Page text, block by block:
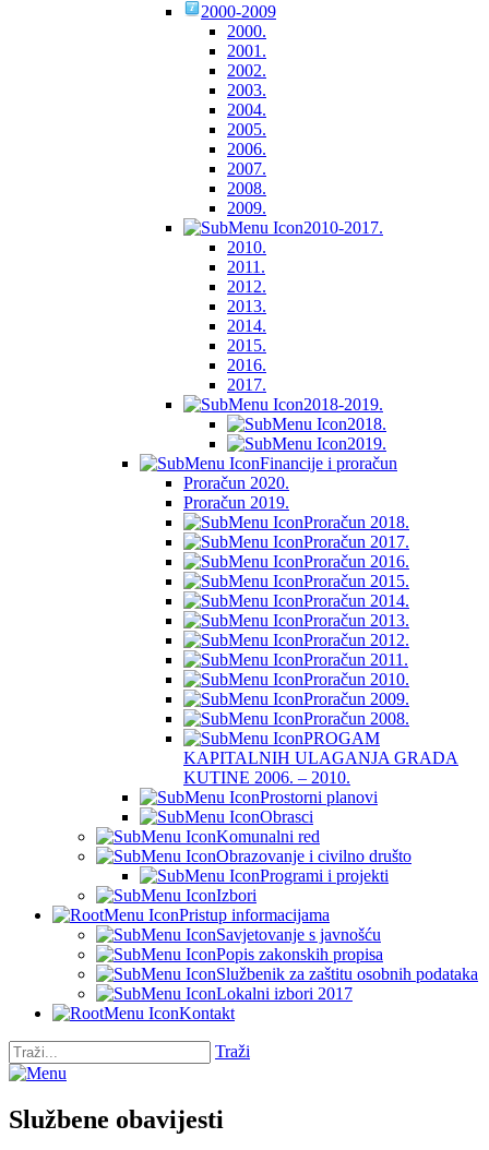
2000-2009
2000.
2001.
2002.
2003.
2004.
2005.
2006.
2007.
2008.
2009.
2010-2017.
2010.
2011.
2012.
2013.
2014.
2015.
2016.
2017.
2018-2019.
2018.
2019.
Financije i proračun
Proračun 2020.
Proračun 2019.
Proračun 2018.
Proračun 2017.
Proračun 2016.
Proračun 2015.
Proračun 2014.
Proračun 2013.
Proračun 2012.
Proračun 2011.
Proračun 2010.
Proračun 2009.
Proračun 2008.
PROGAM
KAPITALNIH ULAGANJA GRADA
KUTINE 2006. – 2010.
Prostorni planovi
Obrasci
Komunalni red
Obrazovanje i civilno društo
Programi i projekti
Izbori
Pristup informacijama
Savjetovanje s javnošću
Popis zakonskih propisa
Službenik za zaštitu osobnih podataka
Lokalni izbori 2017
Kontakt
Traži
Službene obavijesti